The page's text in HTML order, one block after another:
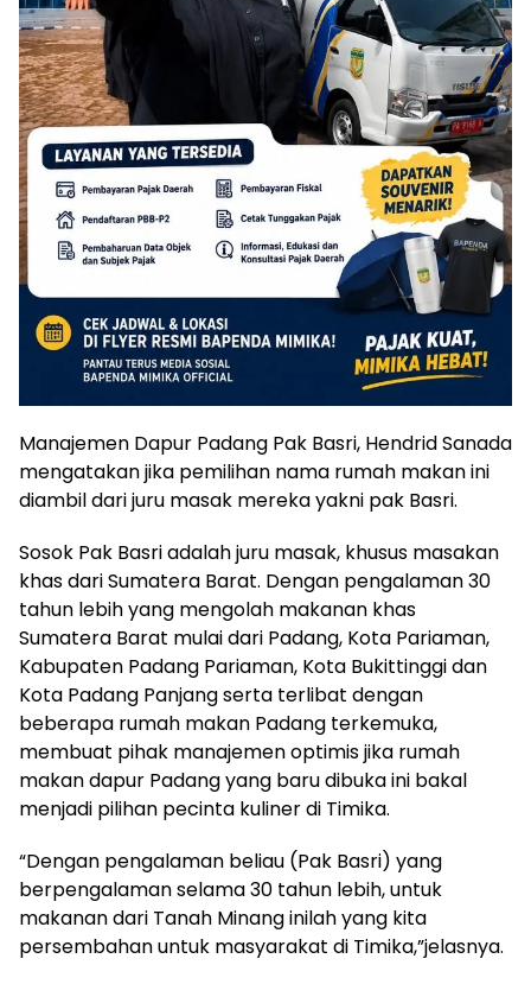
Manajemen Dapur Padang Pak Basri, Hendrid Sanada
mengatakan jika pemilihan nama rumah makan ini
diambil dari juru masak mereka yakni pak Basri.
Sosok Pak Basri adalah juru masak, khusus masakan
khas dari Sumatera Barat. Dengan pengalaman 30
tahun lebih yang mengolah makanan khas
Sumatera Barat mulai dari Padang, Kota Pariaman,
Kabupaten Padang Pariaman, Kota Bukittinggi dan
Kota Padang Panjang serta terlibat dengan
beberapa rumah makan Padang terkemuka,
membuat pihak manajemen optimis jika rumah
makan dapur Padang yang baru dibuka ini bakal
menjadi pilihan pecinta kuliner di Timika.
“Dengan pengalaman beliau (Pak Basri) yang
berpengalaman selama 30 tahun lebih, untuk
makanan dari Tanah Minang inilah yang kita
persembahan untuk masyarakat di Timika,”jelasnya.